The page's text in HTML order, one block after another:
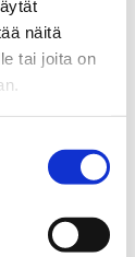
näitä
tai joita on
tilanteista